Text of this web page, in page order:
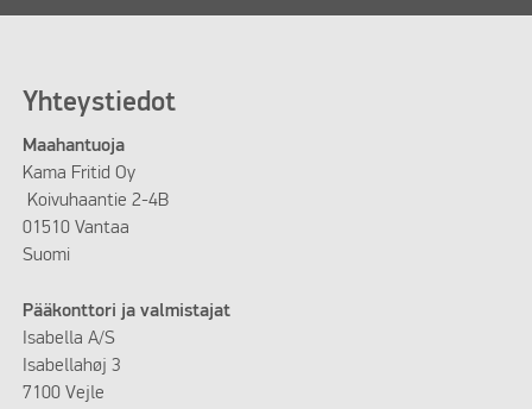
Yhteystiedot
Maahantuoja
Kama Fritid Oy
Koivuhaantie 2-4B
01510 Vantaa
Suomi
Pääkonttori ja valmistajat
Isabella A/S
Isabellahøj 3
7100 Vejle